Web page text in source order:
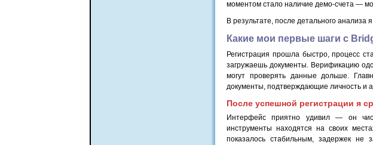
моментом стало наличие демо-счета —
В результате, после детального анализа
Какие мои первые шаги с
Регистрация прошла быстро, процесс
загружаешь документы. Верификацию
могут проверять данные дольше.
документы, подтверждающие личность и
После успешной регистрации я
Интерфейс приятно удивил — он
инструменты находятся на своих
показалось стабильным, задержек